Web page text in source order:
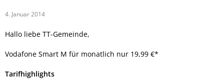
4. Januar 2014
Hallo liebe TT-Gemeinde,
Vodafone Smart M für monatlich nur 19,99 €*
Tarifhighlights